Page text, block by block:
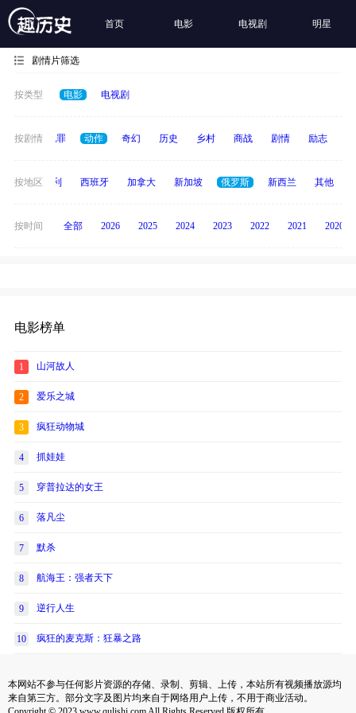
首页 电影 电视剧 明星
剧情片筛选
按类型 电影 电视剧
按剧情
偶像 犯罪 动作 奇幻 历史 乡村 商战 剧情 励志
按地区
度 意大利 西班牙 加拿大 新加坡 俄罗斯 新西兰 其他
按时间 全部 2026 2025 2024 2023 2022 2021 2020
电影榜单
1 山河故人
2 爱乐之城
3 疯狂动物城
4 抓娃娃
5 穿普拉达的女王
6 落凡尘
7 默杀
8 航海王：强者天下
9 逆行人生
10 疯狂的麦克斯：狂暴之路
本网站不参与任何影片资源的存储、录制、剪辑、上传，本站所有视频播放源均
来自第三方。部分文字及图片均来自于网络用户上传，不用于商业活动。